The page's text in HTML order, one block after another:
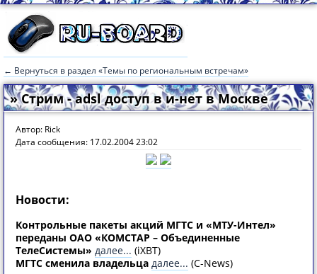
← Вернуться в раздел «Темы по региональным встречам»
» Стрим - adsl доступ в и-нет в Москве
Автор: Rick
Дата сообщения: 17.02.2004 23:02
Новости:
Контрольные пакеты акций МГТС и «МТУ-Интел»
переданы ОАО «КОМСТАР – Объединенные
ТелеСистемы» далее... (iXBT)
МГТС сменила владельца далее... (C-News)